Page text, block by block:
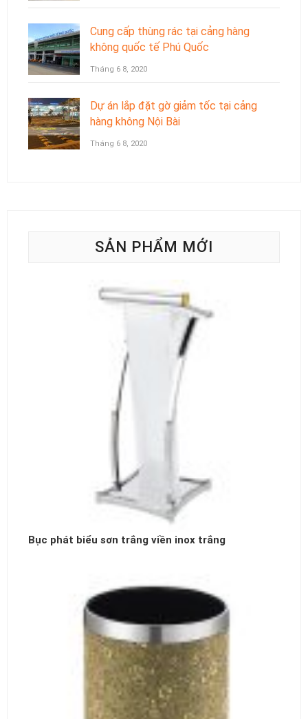
Cung cấp thùng rác tại cảng hàng
không quốc tế Phú Quốc
Tháng 6 8, 2020
Dự án lắp đặt gờ giảm tốc tại cảng
hàng không Nội Bài
Tháng 6 8, 2020
SẢN PHẨM MỚI
Bục phát biểu sơn trắng viền inox trắng